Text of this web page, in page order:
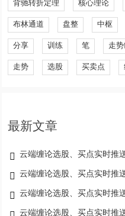
背驰转折定理 核心理论
布林通道 盘整 中枢
分享 训练 笔 走
走势 选股 买卖点
最新文章
云端缠论选股、买点实时推
云端缠论选股、买点实时推
云端缠论选股、买点实时推
云端缠论选股、买点实时推